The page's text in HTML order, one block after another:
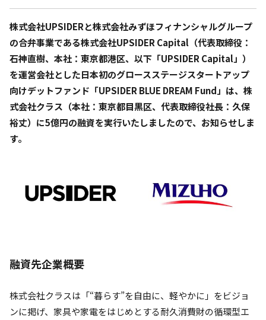
株式会社UPSIDERと株式会社みずほフィナンシャルグループ
の合弁事業である株式会社UPSIDER Capital（代表取締役：
石神直樹、本社：東京都港区、以下「UPSIDER Capital」）
を運営会社とした日本初のグロースステージスタートアップ
向けデットファンド「UPSIDER BLUE DREAM Fund」は、株
式会社クラス（本社：東京都目黒区、代表取締役社長：久保
裕丈）に5億円の融資を実行いたしましたので、お知らせしま
す。
融資先企業概要
株式会社クラスは「“暮らす”を自由に、軽やかに」をビジョ
ンに掲げ、家具や家電をはじめとする耐久消費財の循環型エ